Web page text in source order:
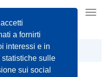
a fornirti
interessi e in
statistiche sulle
sui social